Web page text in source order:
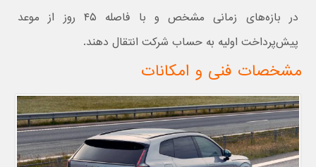
در بازه‌های زمانی مشخص و با فاصله ۴۵ روز از موعد
پیش‌پرداخت اولیه به حساب شرکت انتقال دهند.
مشخصات فنی و امکانات